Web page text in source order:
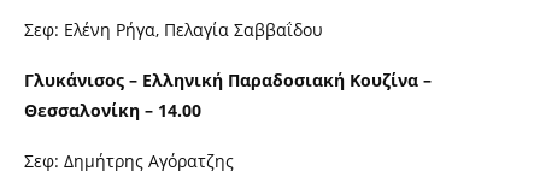
Σεφ: Ελένη Ρήγα, Πελαγία Σαββαΐδου
Γλυκάνισος – Ελληνική Παραδοσιακή Κουζίνα –
Θεσσαλονίκη – 14.00
Σεφ: Δημήτρης Αγόρατζης